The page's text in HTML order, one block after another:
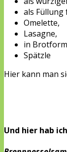
als
Omelette,
Lasagne,
in
Spätzle
Hier kann man
Und hier hab